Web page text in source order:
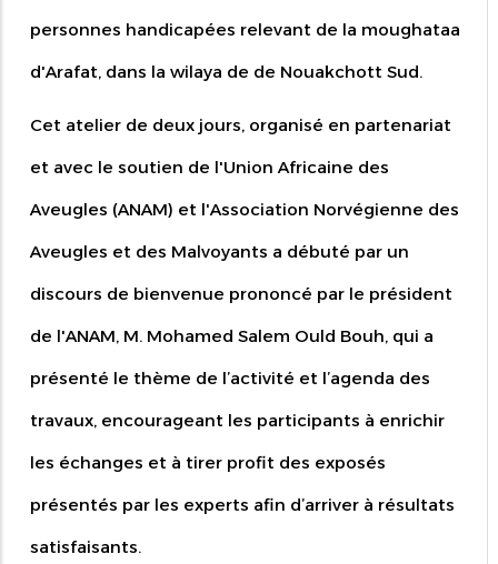
personnes handicapées relevant de la moughataa
d'Arafat, dans la wilaya de de Nouakchott Sud.
Cet atelier de deux jours, organisé en partenariat
et avec le soutien de l'Union Africaine des
Aveugles (ANAM) et l'Association Norvégienne des
Aveugles et des Malvoyants a débuté par un
discours de bienvenue prononcé par le président
de l'ANAM, M. Mohamed Salem Ould Bouh, qui a
présenté le thème de l’activité et l’agenda des
travaux, encourageant les participants à enrichir
les échanges et à tirer profit des exposés
présentés par les experts afin d’arriver à résultats
satisfaisants.